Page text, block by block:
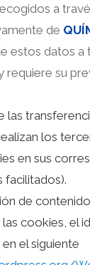
a
de
estos datos
requiere su
las
los
en sus
facilitados).
de
cookies, el
el siguiente